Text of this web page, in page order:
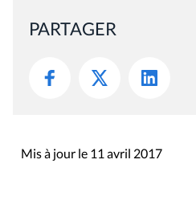
PARTAGER
Mis à jour le 11 avril 2017